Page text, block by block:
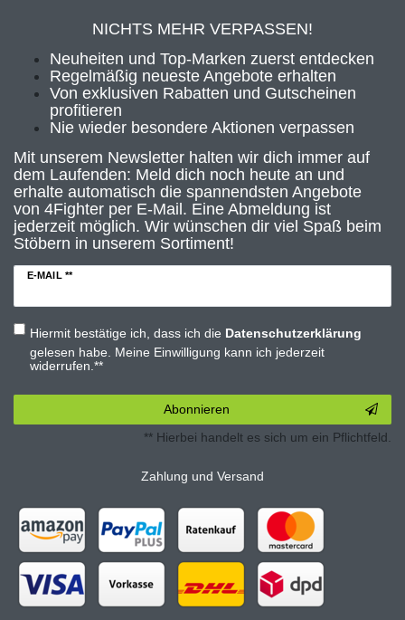
NICHTS MEHR VERPASSEN!
Neuheiten und Top-Marken zuerst entdecken
Regelmäßig neueste Angebote erhalten
Von exklusiven Rabatten und Gutscheinen
profitieren
Nie wieder besondere Aktionen verpassen
Mit unserem Newsletter halten wir dich immer auf
dem Laufenden: Meld dich noch heute an und
erhalte automatisch die spannendsten Angebote
von 4Fighter per E-Mail. Eine Abmeldung ist
jederzeit möglich. Wir wünschen dir viel Spaß beim
Stöbern in unserem Sortiment!
E-MAIL **
Hiermit bestätige ich, dass ich die Daten­schutz­erklärung
gelesen habe. Meine Einwilligung kann ich jederzeit
widerrufen.**
Abonnieren
** Hierbei handelt es sich um ein Pflichtfeld.
Zahlung und Versand